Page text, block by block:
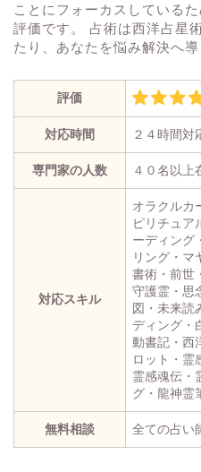
ことにフォーカスしている
評価です。 占術は西洋占星
たり、あなたを悩み解決へ
評価
対応時間 ２４時間対
専門家の人数 ４０名以上
対応スキル
オラクルカ
ピリチュア
ーディング
リング・マ
書術・前世
守護霊・思
図・未来読
ディング・
動書記・西
ロット・霊
霊感魂伝・
グ・龍神霊
無料相談 全ての占い